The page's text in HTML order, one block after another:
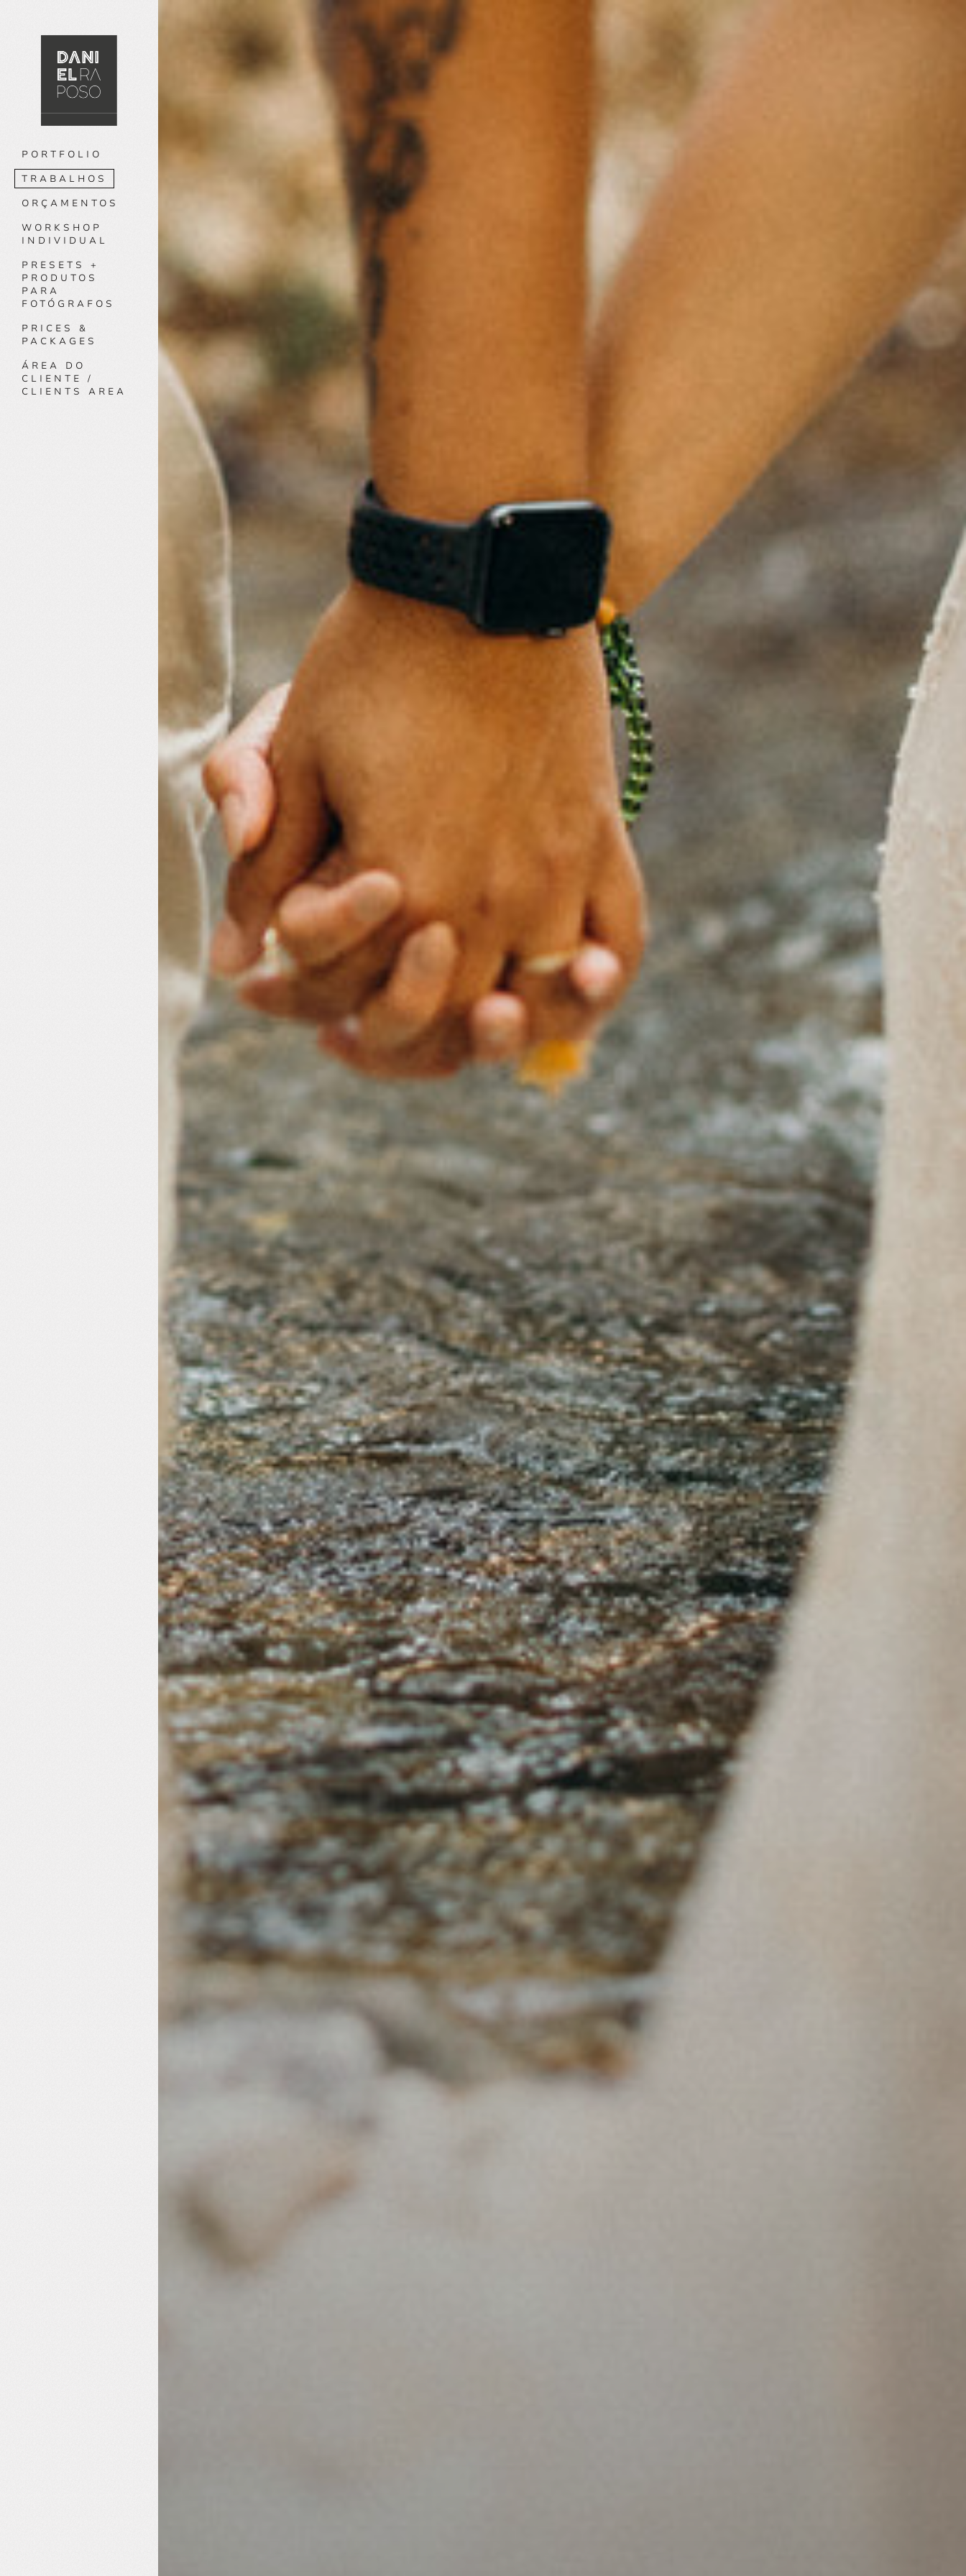
PORTFOLIO
TRABALHOS
ORÇAMENTOS
WORKSHOP
INDIVIDUAL
PRESETS +
PRODUTOS
PARA
FOTÓGRAFOS
PRICES &
PACKAGES
ÁREA DO
CLIENTE /
CLIENTS AREA